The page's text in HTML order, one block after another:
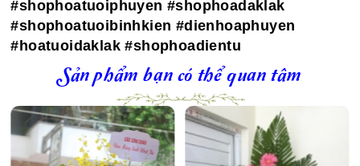
#shophoatuoiphuyen #shophoadaklak
#shophoatuoibinhkien #dienhoaphuyen
#hoatuoidaklak #shophoadientu
Sản phẩm bạn có thể quan tâm